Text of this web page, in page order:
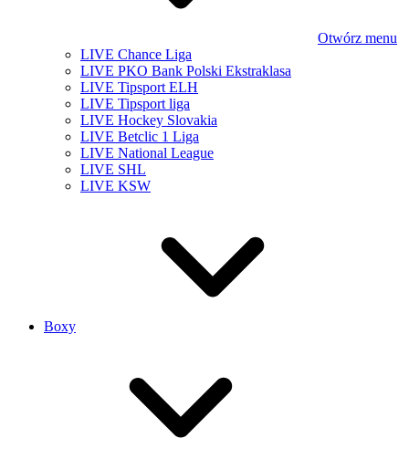
Otwórz menu
LIVE Chance Liga
LIVE PKO Bank Polski Ekstraklasa
LIVE Tipsport ELH
LIVE Tipsport liga
LIVE Hockey Slovakia
LIVE Betclic 1 Liga
LIVE National League
LIVE SHL
LIVE KSW
Boxy